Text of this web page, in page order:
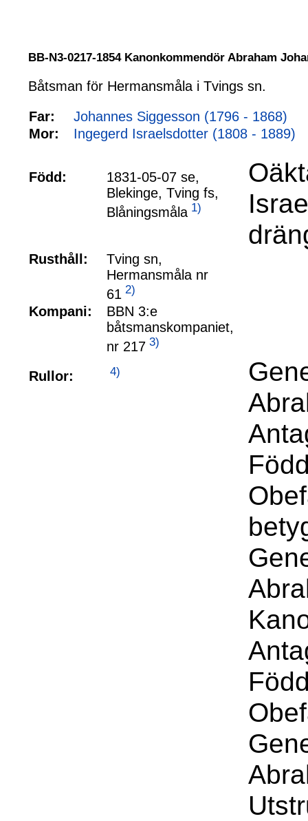
BB-N3-0217-1854 Kanonkommendör Abraham
Båtsman för Hermansmåla i Tvings sn.
Far:
Johannes Siggesson (1796 - 1868)
Mor:
Ingegerd Israelsdotter (1808 - 1889)
Född:
1831-05-07 se,
Blekinge, Tving fs,
Blåningsmåla 1)
Rusthåll:
Tving sn,
Hermansmåla nr
61 2)
Kompani:
BBN 3:e
båtsmanskompaniet,
nr 217 3)
Rullor: 4)